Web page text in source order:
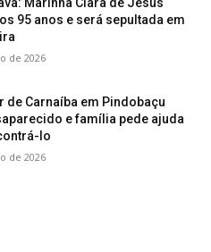
95 anos e será sepultada em
de 2026
de Carnaíba em Pindobaçu
e família pede ajuda
lo
de 2026